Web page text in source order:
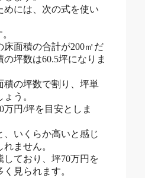
めには、次の式を使い
床面積の合計が200㎡だ
坪数は60.5坪になりま
積の坪数で割り、坪単
う。
円/坪を目安としま
、いくらか高いと感じ
ません。
ており、坪70万円を
見られます。